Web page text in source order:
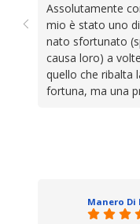
Assolutamente
mio è stato uno
nato sfortunato
causa loro) a
quello che ribalta
fortuna, ma una
cose. Be', io qui
trovato, un
se avete bisogno
Manero Di